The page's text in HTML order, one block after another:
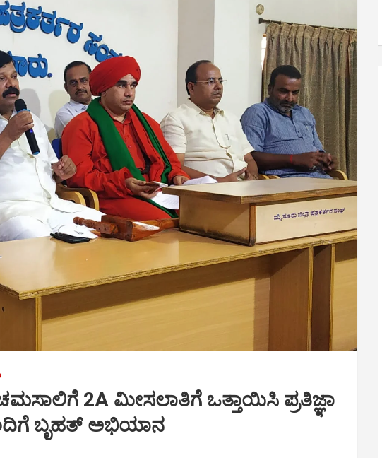
2A ಮೀಸಲಾತಿಗೆ ಒತ್ತಾಯಿಸಿ ಪ್ರತಿಜ್ಞಾ
ಬೃಹತ್ ಅಭಿಯಾನ